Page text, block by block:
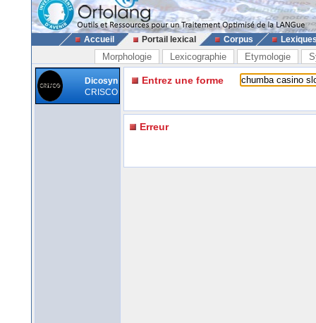
Accueil Portail lexical Corpus
Morphologie Lexicographie Etymologie
Dicosyn
CRISCO
Entrez une forme
Erreur